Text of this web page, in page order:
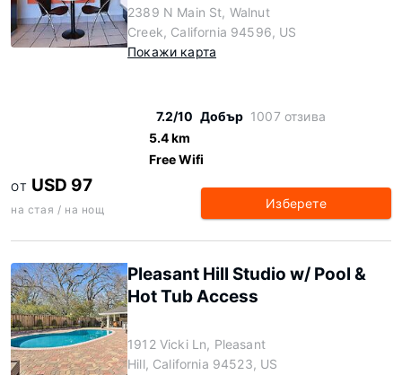
2389 N Main St, Walnut
Creek, California 94596, US
Покажи карта
7.2/10 Добър 1007 отзива
5.4 km
Free Wifi
ОТ USD 97
на стая / на нощ Изберете
Pleasant Hill Studio w/ Pool &
Hot Tub Access
1912 Vicki Ln, Pleasant
Hill, California 94523, US